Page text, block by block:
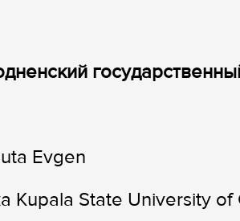
Evgen
Kupala State University of